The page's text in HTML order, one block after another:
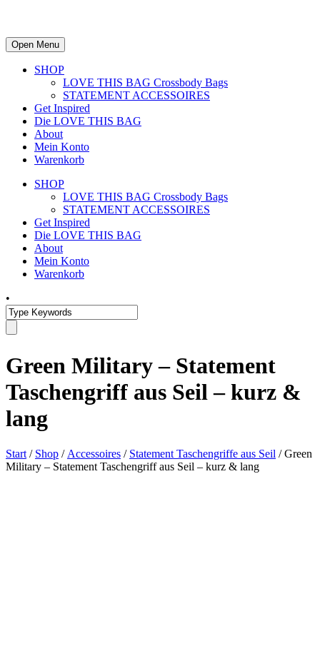
Open Menu
SHOP
LOVE THIS BAG Crossbody Bags
STATEMENT ACCESSOIRES
Get Inspired
Die LOVE THIS BAG
About
Mein Konto
Warenkorb
SHOP
LOVE THIS BAG Crossbody Bags
STATEMENT ACCESSOIRES
Get Inspired
Die LOVE THIS BAG
About
Mein Konto
Warenkorb
•
Green Military – Statement
Taschengriff aus Seil – kurz &
lang
Start / Shop / Accessoires / Statement Taschengriffe aus Seil / Green
Military – Statement Taschengriff aus Seil – kurz & lang